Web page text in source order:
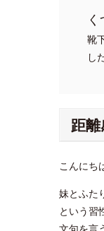
靴
し
距
こんにち
妹とふた
という習